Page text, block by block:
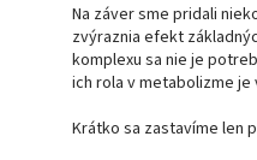
Na záver sme pridali
zvýraznia efekt
komplexu sa nie je
ich rola v metabolizme je
Krátko sa zastavíme len